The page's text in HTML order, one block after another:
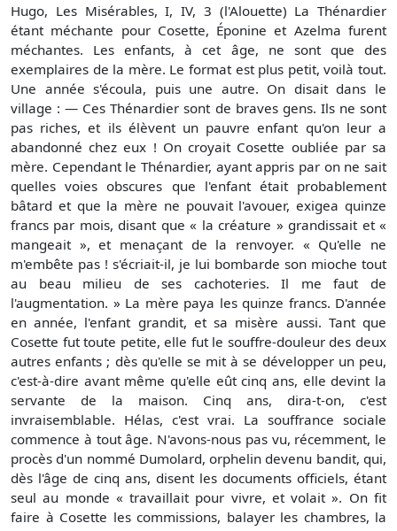
Hugo, Les Misérables, I, IV, 3 (l'Alouette) La Thénardier
étant méchante pour Cosette, Éponine et Azelma furent
méchantes. Les enfants, à cet âge, ne sont que des
exemplaires de la mère. Le format est plus petit, voilà tout.
Une année s'écoula, puis une autre. On disait dans le
village : — Ces Thénardier sont de braves gens. Ils ne sont
pas riches, et ils élèvent un pauvre enfant qu'on leur a
abandonné chez eux ! On croyait Cosette oubliée par sa
mère. Cependant le Thénardier, ayant appris par on ne sait
quelles voies obscures que l'enfant était probablement
bâtard et que la mère ne pouvait l'avouer, exigea quinze
francs par mois, disant que « la créature » grandissait et «
mangeait », et menaçant de la renvoyer. « Qu'elle ne
m'embête pas ! s'écriait-il, je lui bombarde son mioche tout
au beau milieu de ses cachoteries. Il me faut de
l'augmentation. » La mère paya les quinze francs. D'année
en année, l'enfant grandit, et sa misère aussi. Tant que
Cosette fut toute petite, elle fut le souffre-douleur des deux
autres enfants ; dès qu'elle se mit à se développer un peu,
c'est-à-dire avant même qu'elle eût cinq ans, elle devint la
servante de la maison. Cinq ans, dira-t-on, c'est
invraisemblable. Hélas, c'est vrai. La souffrance sociale
commence à tout âge. N'avons-nous pas vu, récemment, le
procès d'un nommé Dumolard, orphelin devenu bandit, qui,
dès l'âge de cinq ans, disent les documents officiels, étant
seul au monde « travaillait pour vivre, et volait ». On fit
faire à Cosette les commissions, balayer les chambres, la